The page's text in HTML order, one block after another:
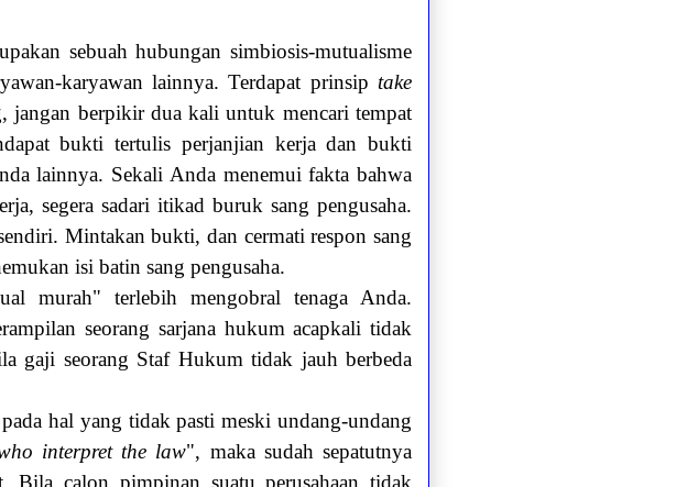
sebuah hubungan simbiosis-mutualisme
karyawan lainnya. Terdapat prinsip take
jangan berpikir dua kali untuk mencari tempat
bukti tertulis perjanjian kerja dan bukti
lainnya. Sekali Anda menemui fakta bahwa
segera sadari itikad buruk sang pengusaha.
Mintakan bukti, dan cermati respon sang
isi batin sang pengusaha.
murah" terlebih mengobral tenaga Anda.
seorang sarjana hukum acapkali tidak
gaji seorang Staf Hukum tidak jauh berbeda
hal yang tidak pasti meski undang-undang
interpret the law", maka sudah sepatutnya
Bila calon pimpinan suatu perusahaan tidak